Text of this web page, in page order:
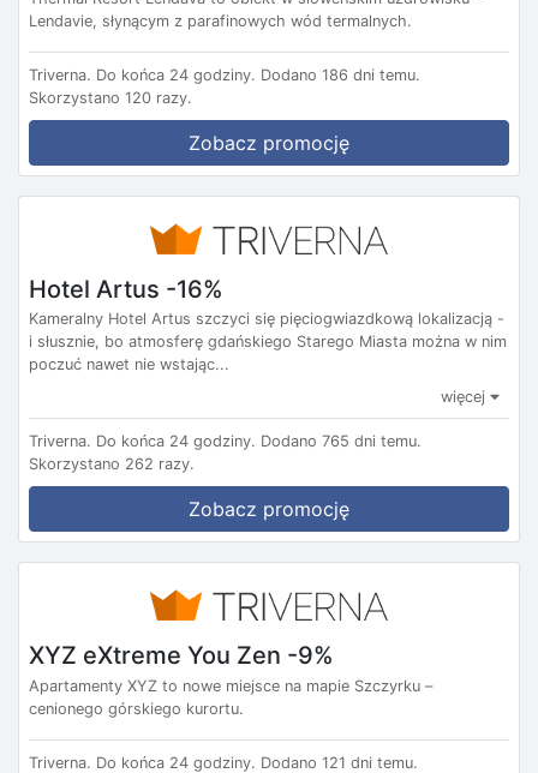
Lendavie, słynącym z parafinowych wód termalnych.
Triverna. Do końca 24 godziny. Dodano 186 dni temu.
Skorzystano 120 razy.
Zobacz promocję
Hotel Artus -16%
Kameralny Hotel Artus szczyci się pięciogwiazdkową lokalizacją -
i słusznie, bo atmosferę gdańskiego Starego Miasta można w nim
poczuć nawet nie wstając...
więcej
Triverna. Do końca 24 godziny. Dodano 765 dni temu.
Skorzystano 262 razy.
Zobacz promocję
XYZ eXtreme You Zen -9%
Apartamenty XYZ to nowe miejsce na mapie Szczyrku –
cenionego górskiego kurortu.
Triverna. Do końca 24 godziny. Dodano 121 dni temu.